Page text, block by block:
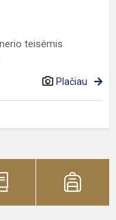
teisėmis
Plačiau